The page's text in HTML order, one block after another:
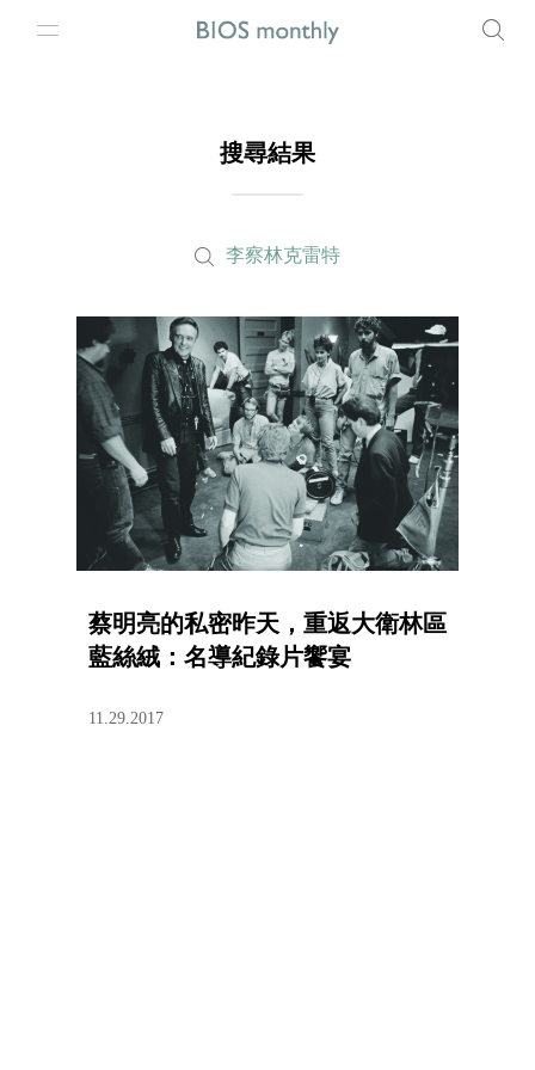
搜尋結果
李察林克雷特
蔡明亮的私密昨天，重返大衛林區
藍絲絨：名導紀錄片饗宴
11.29.2017